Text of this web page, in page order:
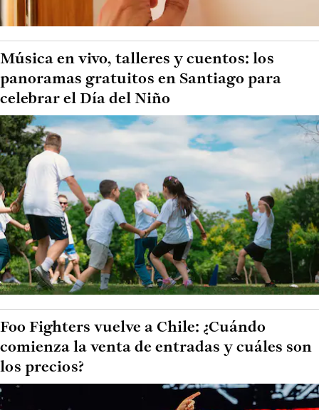
Música en vivo, talleres y cuentos: los
panoramas gratuitos en Santiago para
celebrar el Día del Niño
Foo Fighters vuelve a Chile: ¿Cuándo
comienza la venta de entradas y cuáles son
los precios?